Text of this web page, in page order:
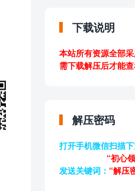
下载说明
本站所有资源全部
需下载解压后才能
解压密码
打开手机微信扫描
“初心领域
发送关键词： “解压